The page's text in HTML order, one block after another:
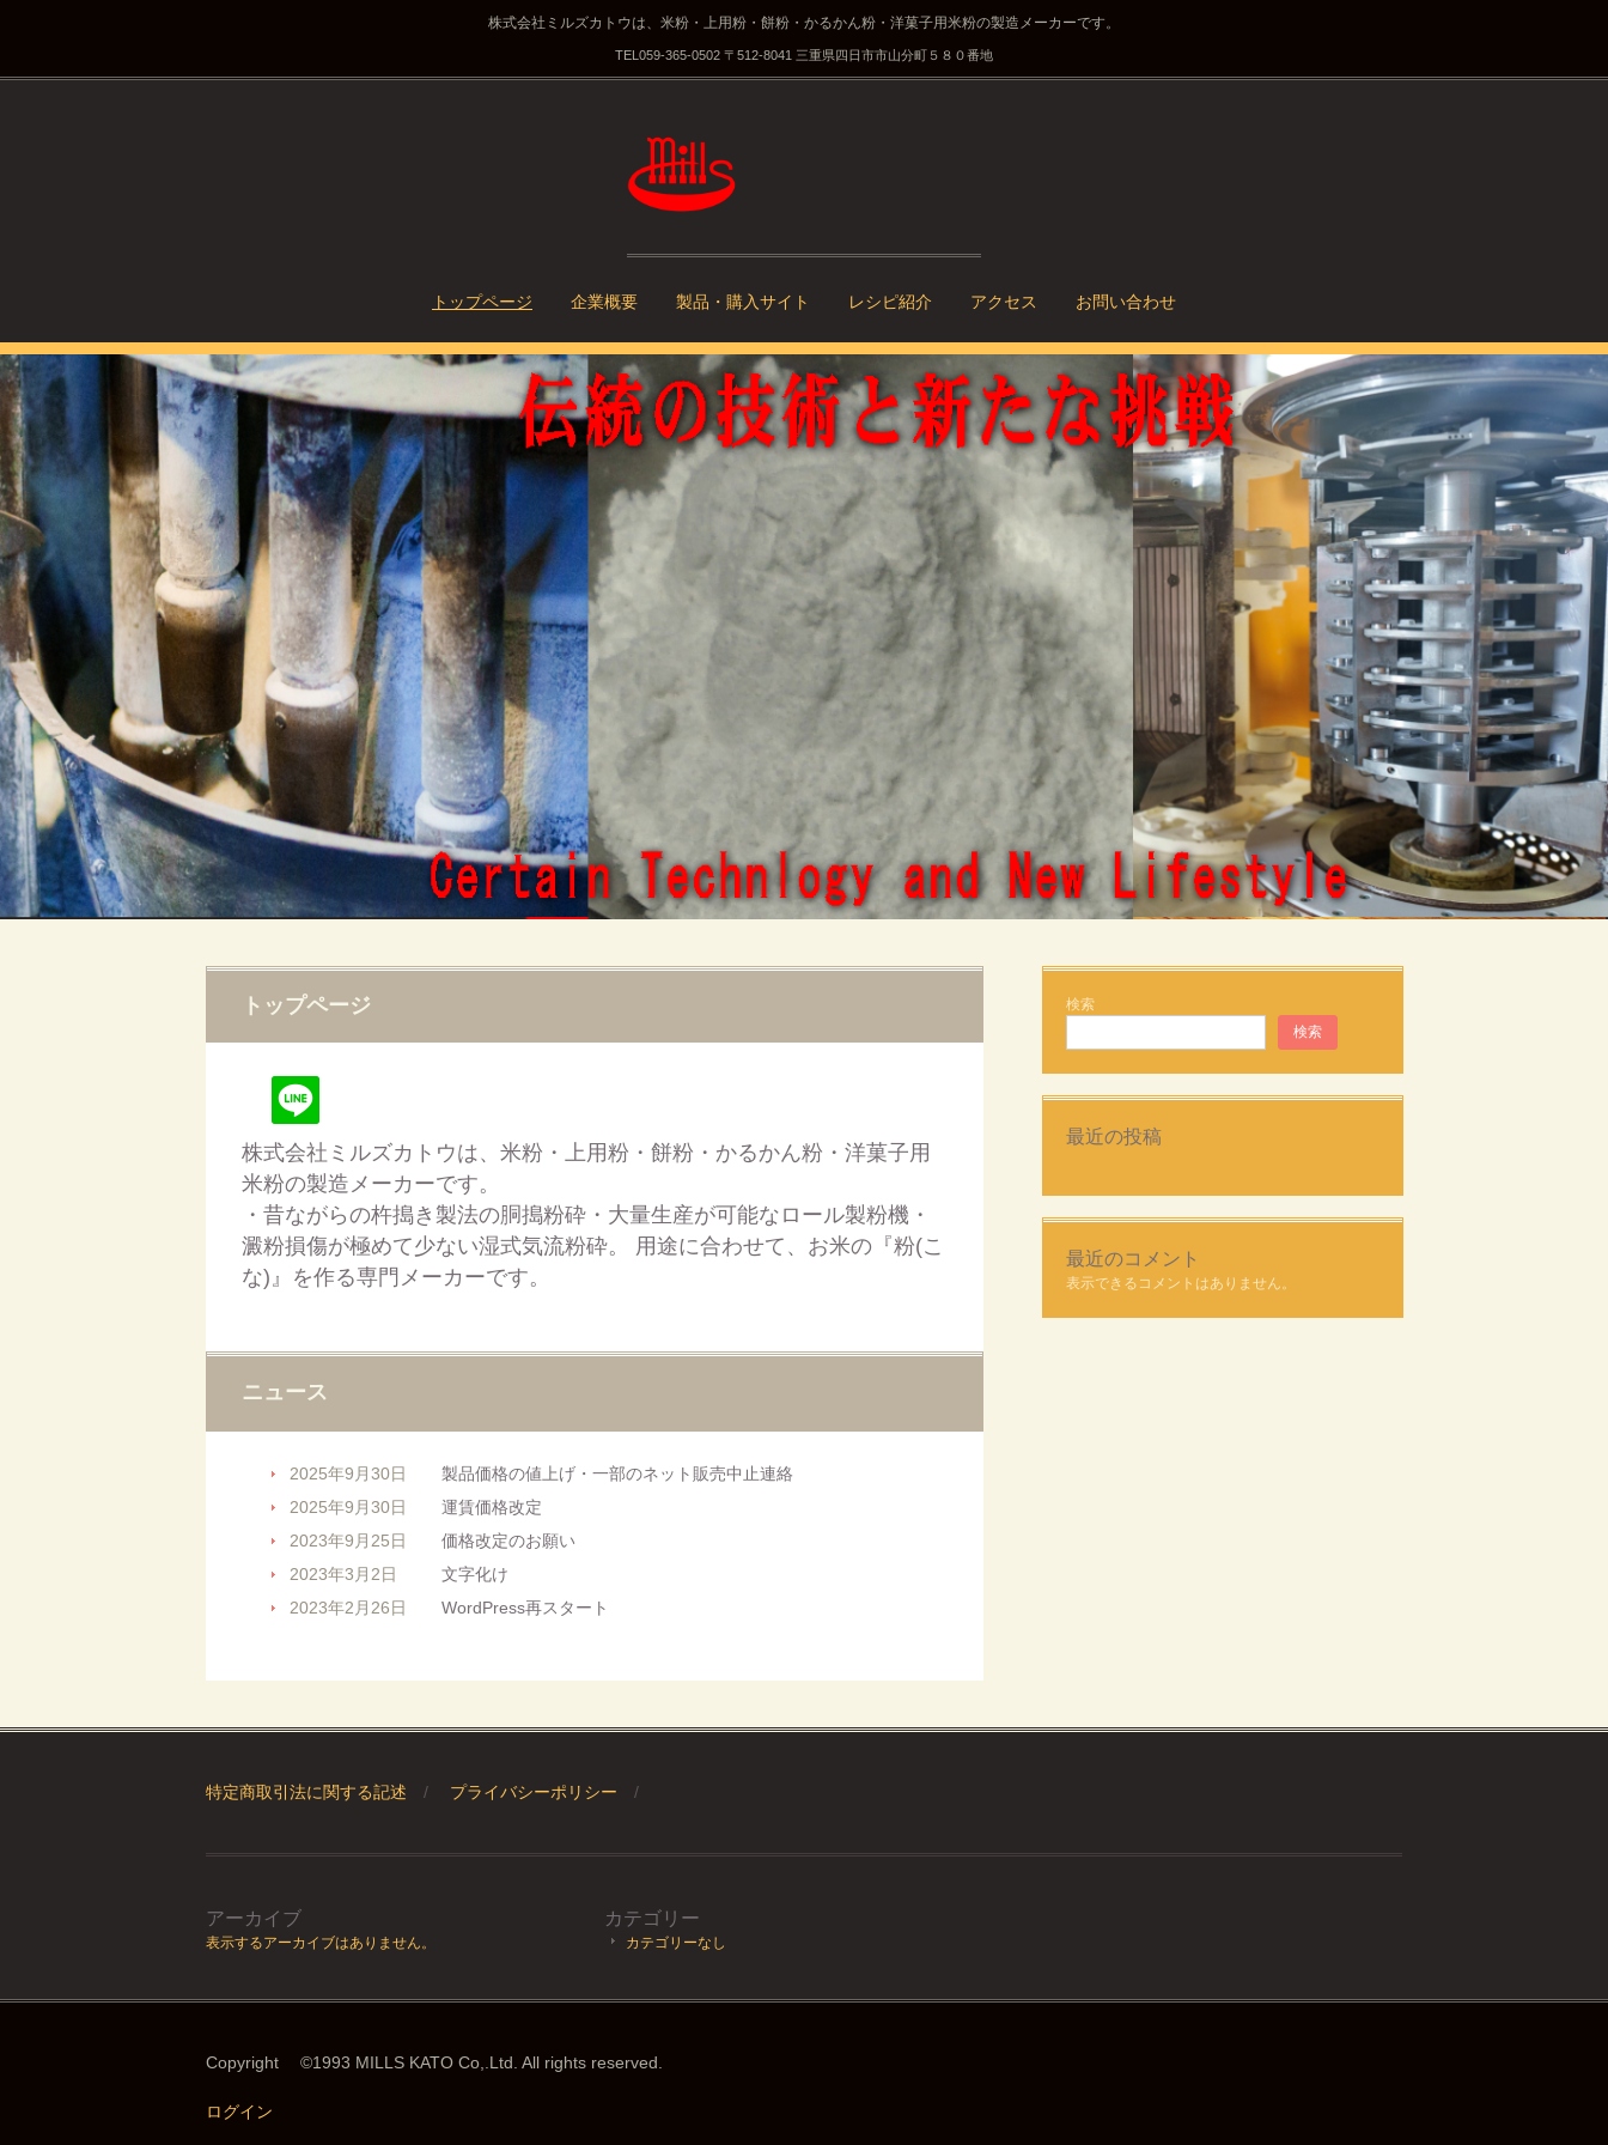
株式会社ミルズカトウは、米粉・上用粉・餅粉・かるかん粉・洋菓子用米粉の製造メーカーです。
TEL 059-365-0502 〒512-8041 三重県四日市市山分町５８０番地
テ
ン
ツ
へ
ス
キ
プ
トップページ 企業概要 製品・購入サイト レシピ紹介 アクセス お問い合わせ
トップページ
株式会社ミルズカトウは、米粉・上用粉・餅粉・かるかん粉・洋菓子用
米粉の製造メーカーです。
・昔ながらの杵搗き製法の胴搗粉砕・大量生産が可能なロール製粉機・
澱粉損傷が極めて少ない湿式気流粉砕。 用途に合わせて、お米の『粉(こ
な)』を作る専門メーカーです。
ニュース
2025年9月30日
製品価格の値上げ・一部のネット販売中止連絡
2025年9月30日
運賃価格改定
2023年9月25日
価格改定のお願い
2023年3月2日
文字化け
2023年2月26日
WordPress再スタート
検索
検索
最近の投稿
最近のコメント
表示できるコメントはありません。
特定商取引法に関する記述 プライバシーポリシー
アーカイブ
表示するアーカイブはありません。
カテゴリー
カテゴリーなし
Copyright ©1993 MILLS KATO Co,.Ltd. All rights reserved.
ログイン